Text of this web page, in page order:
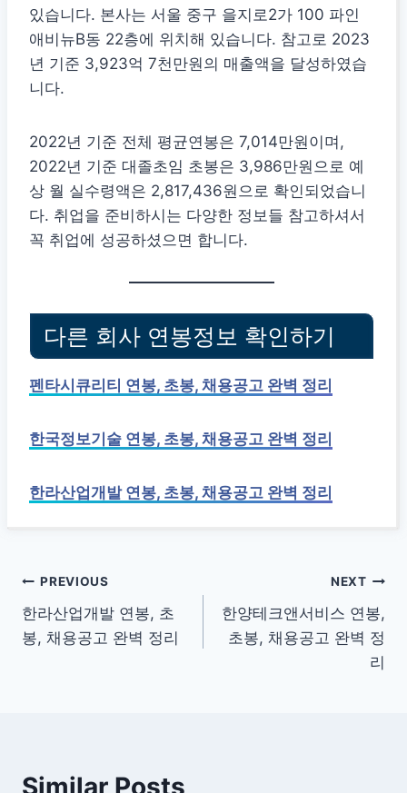
있습니다. 본사는 서울 중구 을지로2가 100 파인
애비뉴B동 22층에 위치해 있습니다. 참고로 2023
년 기준 3,923억 7천만원의 매출액을 달성하였습
니다.
2022년 기준 전체 평균연봉은 7,014만원이며,
2022년 기준 대졸초임 초봉은 3,986만원으로 예
상 월 실수령액은 2,817,436원으로 확인되었습니
다. 취업을 준비하시는 다양한 정보들 참고하셔서
꼭 취업에 성공하셨으면 합니다.
다른 회사 연봉정보 확인하기
펜타시큐리티 연봉, 초봉, 채용공고 완벽 정리
한국정보기술 연봉, 초봉, 채용공고 완벽 정리
한라산업개발 연봉, 초봉, 채용공고 완벽 정리
글
탐
PREVIOUS
한라산업개발 연봉, 초
봉, 채용공고 완벽 정리
NEXT
한양테크앤서비스 연봉,
초봉, 채용공고 완벽 정
리
Similar Posts